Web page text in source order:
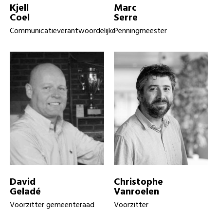
Kjell
Coel
Communicatieverantwoordelijke
Marc
Serre
Penningmeester
David
Geladé
Voorzitter gemeenteraad
Christophe
Vanroelen
Voorzitter